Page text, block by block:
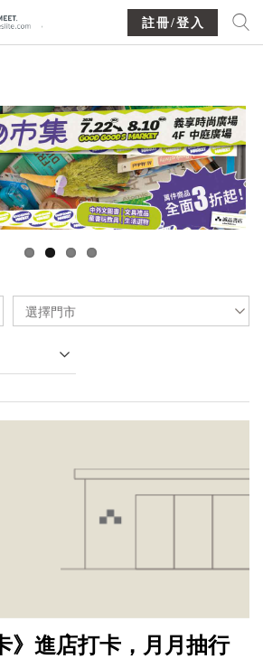
註冊/登入
選擇門市
》進店打卡，月月抽行